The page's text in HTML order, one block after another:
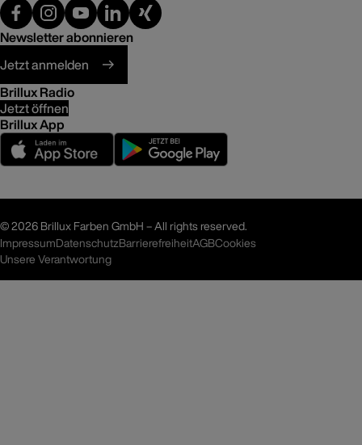
Newsletter abonnieren
Jetzt anmelden
Brillux Radio
Jetzt öffnen
Brillux App
©2026 Brillux Farben GmbH – All rights reserved.
ImpressumDatenschutzBarrierefreiheitAGBCookies
Unsere Verantwortung